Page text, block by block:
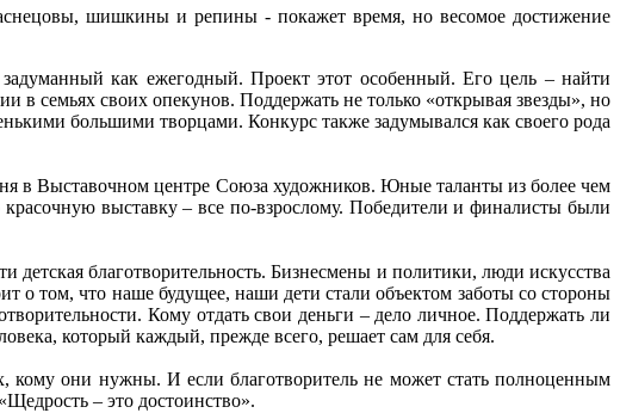
шишкины и репины - покажет время, но весомое достижение
как ежегодный. Проект этот особенный. Его цель – найти
в семьях своих опекунов. Поддержать не только «открывая звезды», но
большими творцами. Конкурс также задумывался как своего рода
в Выставочном центре Союза художников. Юные таланты из более чем
выставку – все по-взрослому. Победители и финалисты были
благотворительность. Бизнесмены и политики, люди искусства
о том, что наше будущее, наши дети стали объектом заботы со стороны
Кому отдать свои деньги – дело личное. Поддержать ли
который каждый, прежде всего, решает сам для себя.
кому они нужны. И если благотворитель не может стать полноценным
– это достоинство».